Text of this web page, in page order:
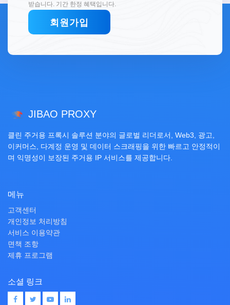
받습니다. 기간 한정 혜택입니다.
회원가입
JIBAO PROXY
클린 주거용 프록시 솔루션 분야의 글로벌 리더로서, Web3, 광고,
이커머스, 다계정 운영 및 데이터 스크래핑을 위한 빠르고 안정적이
며 익명성이 보장된 주거용 IP 서비스를 제공합니다.
메뉴
고객센터
개인정보 처리방침
서비스 이용약관
면책 조항
제휴 프로그램
소셜 링크